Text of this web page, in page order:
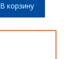
В корзину